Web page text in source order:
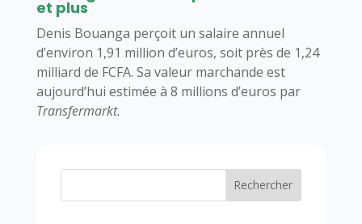
et plus
Denis Bouanga perçoit un salaire annuel
d’environ 1,91 million d’euros, soit près de 1,24
milliard de FCFA. Sa valeur marchande est
aujourd’hui estimée à 8 millions d’euros par
Transfermarkt.​
Rechercher